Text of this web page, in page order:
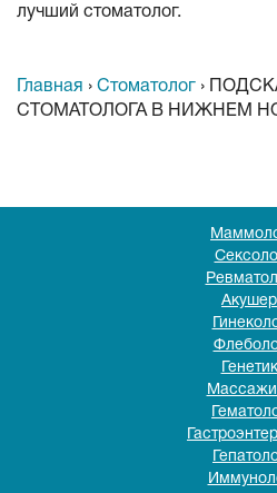
лучший стоматолог.
Главная › Стоматолог ›
СТОМАТОЛОГА В НИЖНЕМ
Акушер
Генетик